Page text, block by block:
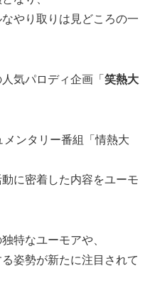
やり取りは見どころの一
気パロディ企画「 笑熱大
メンタリー番組「情熱大
に密着した内容をユーモ
特なユーモアや、
姿勢が新たに注目されて